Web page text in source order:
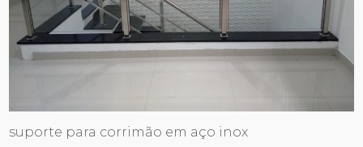
suporte para corrimão em aço inox